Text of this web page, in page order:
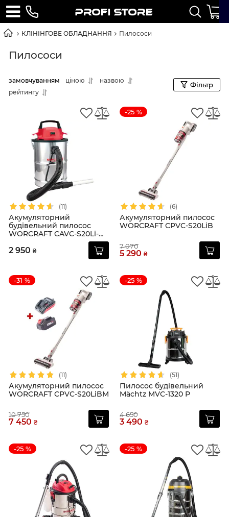
КЛІНІНГОВЕ ОБЛАДНАННЯ Пилососи
Пилососи
замовчуванням ціною
назвою
рейтингу
Фільтр
(11)
Акумуляторний
будівельний пилосос
WORCRAFT CAVC-S20Li-
2 950 ₴
-25 %
(6)
Акумуляторний пилосос
WORCRAFT CPVC-S20LiB
7 070
5 290 ₴
-31 %
(11)
Акумуляторний пилосос
WORCRAFT CPVC-S20LiBM
10 750
7 450 ₴
-25 %
(51)
Пилосос будівельний
Mächtz MVC-1320 P
4 650
3 490 ₴
-25 % -25 %